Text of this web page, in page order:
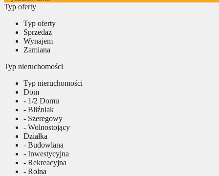
Typ oferty
Typ oferty
Sprzedaż
Wynajem
Zamiana
Typ nieruchomości
Typ nieruchomości
Dom
- 1/2 Domu
- Bliźniak
- Szeregowy
- Wolnostojący
Działka
- Budowlana
- Inwestycyjna
- Rekreacyjna
- Rolna